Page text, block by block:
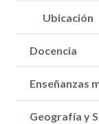
Ubicación
Docencia
Enseñanzas
Geografía y